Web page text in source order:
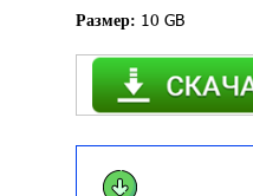
Размер: 10 GB